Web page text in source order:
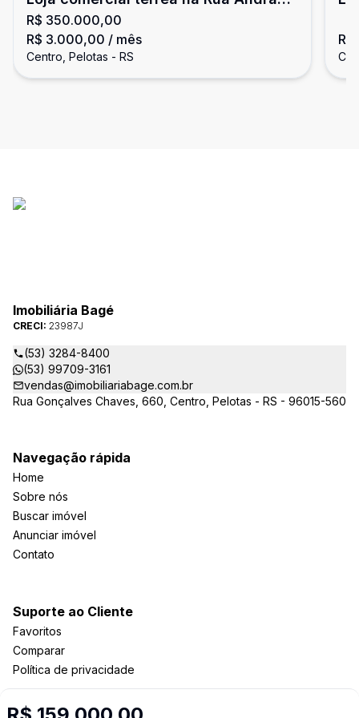
Neves, com sobreloja estilo loft e
banheiro
R$ 350.000,00
R$ 3.000,00 / mês
Centro, Pelotas - RS
Imobiliária Bagé
CRECI: 23987J
(53) 3284-8400
(53) 99709-3161
vendas@imobiliariabage.com.br
Rua Gonçalves Chaves, 660, Centro, Pelotas - RS - 96015-560
Navegação rápida
Home
Sobre nós
Buscar imóvel
Anunciar imóvel
Contato
Suporte ao Cliente
Favoritos
Comparar
Política de privacidade